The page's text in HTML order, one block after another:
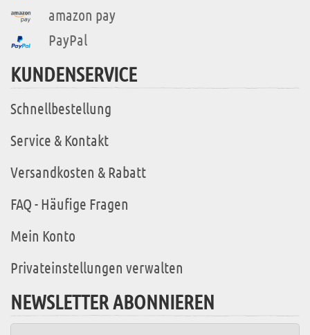
amazon pay
PayPal
KUNDENSERVICE
Schnellbestellung
Service & Kontakt
Versandkosten & Rabatt
FAQ - Häufige Fragen
Mein Konto
Privateinstellungen verwalten
NEWSLETTER ABONNIEREN